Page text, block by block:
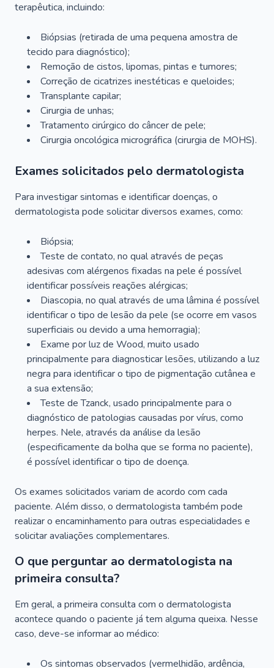
terapêutica, incluindo:
Biópsias (retirada de uma pequena amostra de
tecido para diagnóstico);
Remoção de cistos, lipomas, pintas e tumores;
Correção de cicatrizes inestéticas e queloides;
Transplante capilar;
Cirurgia de unhas;
Tratamento cirúrgico do câncer de pele;
Cirurgia oncológica micrográfica (cirurgia de MOHS).
Exames solicitados pelo dermatologista
Para investigar sintomas e identificar doenças, o
dermatologista pode solicitar diversos exames, como:
Biópsia;
Teste de contato, no qual através de peças
adesivas com alérgenos fixadas na pele é possível
identificar possíveis reações alérgicas;
Diascopia, no qual através de uma lâmina é possível
identificar o tipo de lesão da pele (se ocorre em vasos
superficiais ou devido a uma hemorragia);
Exame por luz de Wood, muito usado
principalmente para diagnosticar lesões, utilizando a luz
negra para identificar o tipo de pigmentação cutânea e
a sua extensão;
Teste de Tzanck, usado principalmente para o
diagnóstico de patologias causadas por vírus, como
herpes. Nele, através da análise da lesão
(especificamente da bolha que se forma no paciente),
é possível identificar o tipo de doença.
Os exames solicitados variam de acordo com cada
paciente. Além disso, o dermatologista também pode
realizar o encaminhamento para outras especialidades e
solicitar avaliações complementares.
O que perguntar ao dermatologista na
primeira consulta?
Em geral, a primeira consulta com o dermatologista
acontece quando o paciente já tem alguma queixa. Nesse
caso, deve-se informar ao médico:
Os sintomas observados (vermelhidão, ardência,